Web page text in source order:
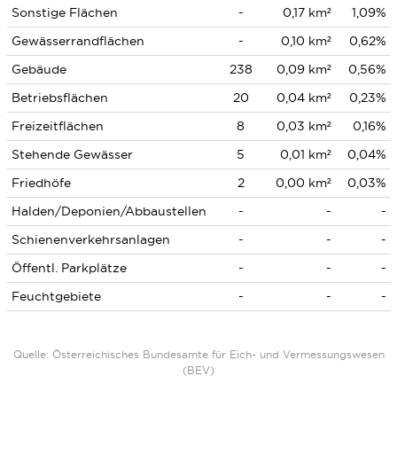
Sonstige Flächen - 0,17 km²
1,09%
Gewässerrandflächen
- 0,10 km²
0,62%
Gebäude
238 0,09 km²
0,56%
Betriebsflächen
20 0,04 km²
0,23%
Freizeitflächen
8 0,03 km²
0,16%
Stehende Gewässer
5 0,01 km²
0,04%
Friedhöfe
2 0,00 km²
0,03%
Halden/Deponien/Abbaustellen
- -
-
Schienenverkehrsanlagen
- -
-
Öffentl. Parkplätze
- -
-
Feuchtgebiete
- - -
Quelle: Österreichisches Bundesamte für Eich- und Vermessungswesen
(BEV)